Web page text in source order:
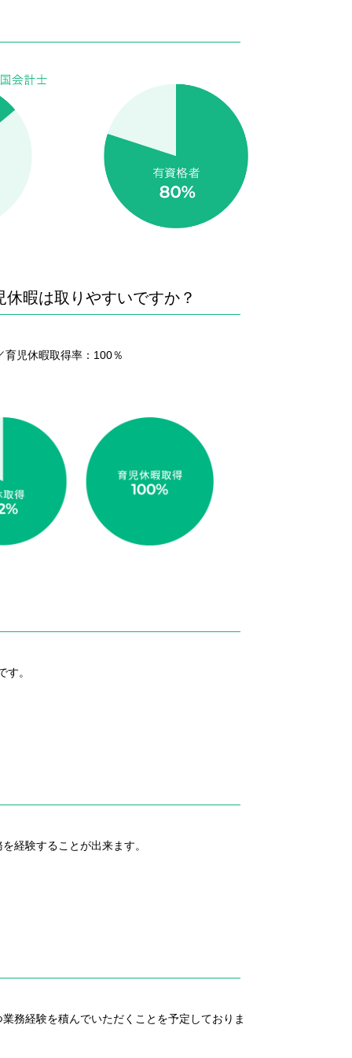
休暇は取りやすいですか？
育児休暇取得率：100％
。
経験することが出来ます。
務経験を積んでいただくことを予定しておりま